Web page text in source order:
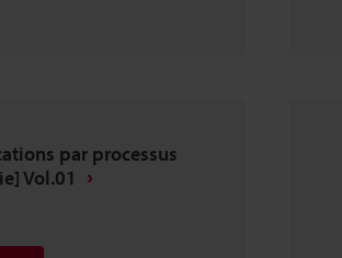
par processus
Vol.01